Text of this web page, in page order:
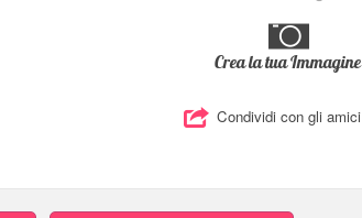
Crea la tua Immagine
Condividi con gli amici